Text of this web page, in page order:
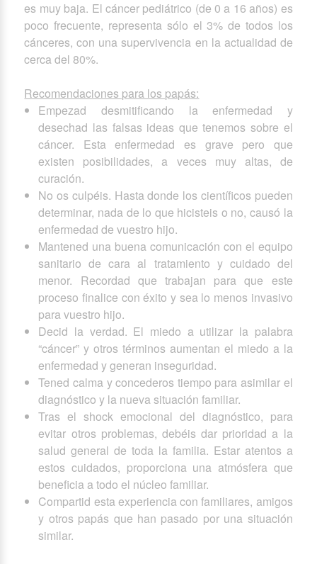
es muy baja. El cáncer pediátrico (de 0 a 16 años) es
poco frecuente, representa sólo el 3% de todos los
cánceres, con una supervivencia en la actualidad de
cerca del 80%.
Recomendaciones para los papás:
Empezad desmitificando la enfermedad y
desechad las falsas ideas que tenemos sobre el
cáncer. Esta enfermedad es grave pero que
existen posibilidades, a veces muy altas, de
curación.
No os culpéis. Hasta donde los científicos pueden
determinar, nada de lo que hicisteis o no, causó la
enfermedad de vuestro hijo.
Mantened una buena comunicación con el equipo
sanitario de cara al tratamiento y cuidado del
menor. Recordad que trabajan para que este
proceso finalice con éxito y sea lo menos invasivo
para vuestro hijo.
Decid la verdad. El miedo a utilizar la palabra
“cáncer” y otros términos aumentan el miedo a la
enfermedad y generan inseguridad.
Tened calma y concederos tiempo para asimilar el
diagnóstico y la nueva situación familiar.
Tras el shock emocional del diagnóstico, para
evitar otros problemas, debéis dar prioridad a la
salud general de toda la familia. Estar atentos a
estos cuidados, proporciona una atmósfera que
beneficia a todo el núcleo familiar.
Compartid esta experiencia con familiares, amigos
y otros papás que han pasado por una situación
similar.